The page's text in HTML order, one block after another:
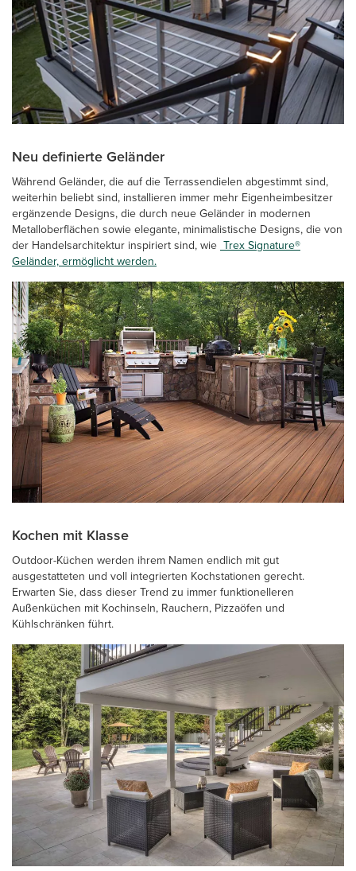
Neu definierte Geländer
Während Geländer, die auf die Terrassendielen abgestimmt sind,
weiterhin beliebt sind, installieren immer mehr Eigenheimbesitzer
ergänzende Designs, die durch neue Geländer in modernen
Metalloberflächen sowie elegante, minimalistische Designs, die von
der Handelsarchitektur inspiriert sind, wie Trex Signature®
Geländer, ermöglicht werden.
Kochen mit Klasse
Outdoor-Küchen werden ihrem Namen endlich mit gut
ausgestatteten und voll integrierten Kochstationen gerecht.
Erwarten Sie, dass dieser Trend zu immer funktionelleren
Außenküchen mit Kochinseln, Rauchern, Pizzaöfen und
Kühlschränken führt.